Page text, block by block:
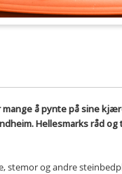
å pynte på sine
Hellesmarks råd
stemor og andre